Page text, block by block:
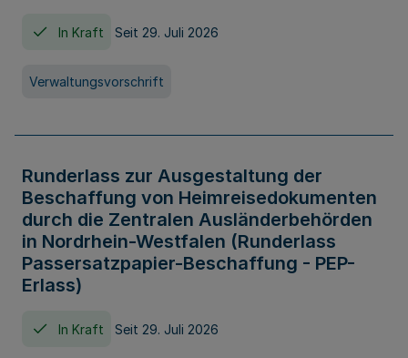
In Kraft Seit 29. Juli 2026
Verwaltungsvorschrift
Runderlass zur Ausgestaltung der
Beschaffung von Heimreisedokumenten
durch die Zentralen Ausländerbehörden
in Nordrhein-Westfalen (Runderlass
Passersatzpapier-Beschaffung - PEP-
Erlass)
In Kraft Seit 29. Juli 2026